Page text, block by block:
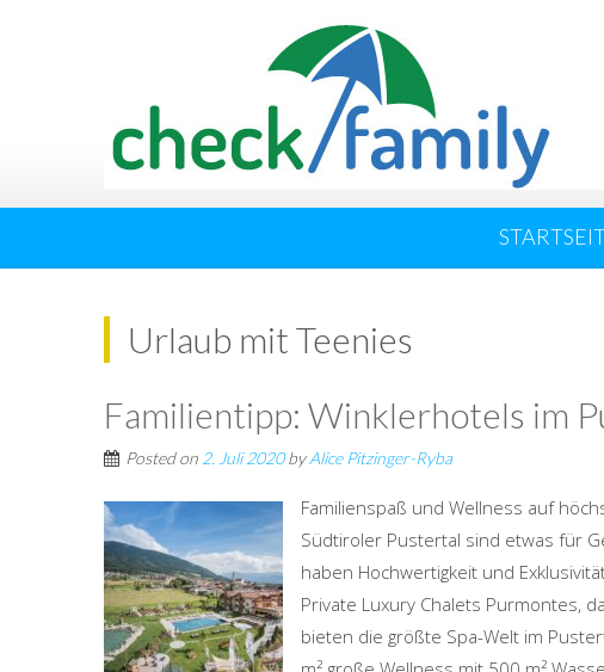
Urlaub mit Teenies
Familientipp: Winklerhotels im
Posted on 2. Juli 2020byAlice Pitzinger-Ryba
Familienspaß und Wellness auf
Südtiroler Pustertal sind etwas für
haben Hochwertigkeit und
Private Luxury Chalets
bieten die größte Spa-Welt im